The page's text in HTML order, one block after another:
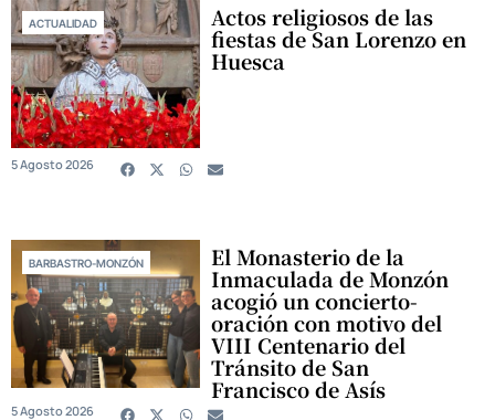
ACTUALIDAD Actos religiosos de las
fiestas de San Lorenzo en
Huesca
5 Agosto 2026
BARBASTRO-MONZÓN El Monasterio de la
Inmaculada de Monzón
acogió un concierto-
oración con motivo del
VIII Centenario del
Tránsito de San
Francisco de Asís
5 Agosto 2026